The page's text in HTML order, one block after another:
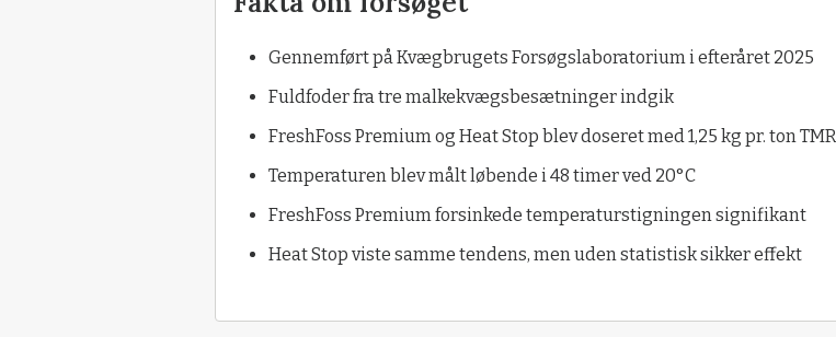
Gennemført på Kvægbrugets Forsøgslaboratorium i efteråret 2025
Fuldfoder fra tre malkekvægsbesætninger indgik
FreshFoss Premium og Heat Stop blev doseret med 1,25 kg pr. ton TMR
Temperaturen blev målt løbende i 48 timer ved 20°C
FreshFoss Premium forsinkede temperaturstigningen signifikant
Heat Stop viste samme tendens, men uden statistisk sikker effekt